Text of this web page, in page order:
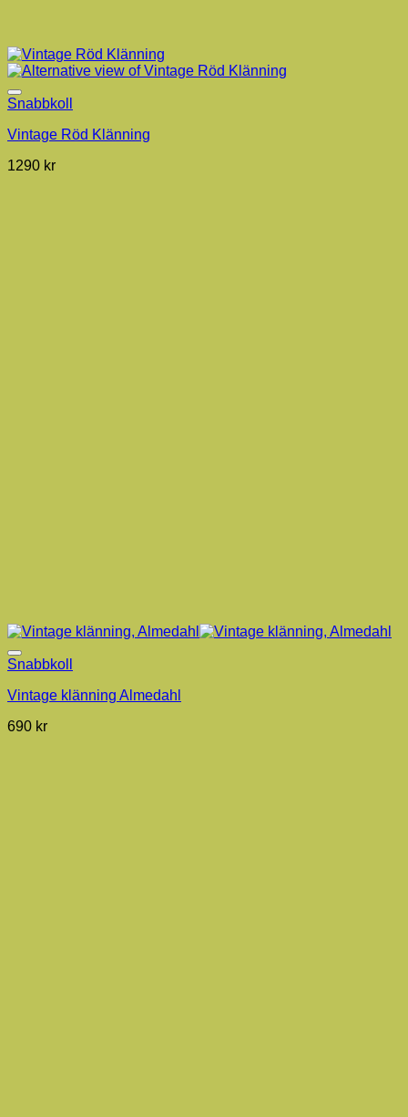
Snabbkoll
Vintage Röd Klänning
1290 kr
Snabbkoll
Vintage klänning Almedahl
690 kr